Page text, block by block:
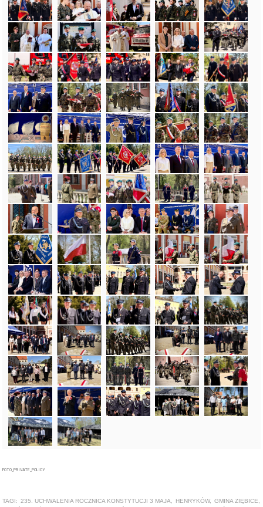
FOTO_PRIVATE_POLICY
TAGI: 235. UCHWALENIA ROCZNICA KONSTYTUCJI 3 MAJA, HENRYKÓW, GMINA ZIĘBICE,